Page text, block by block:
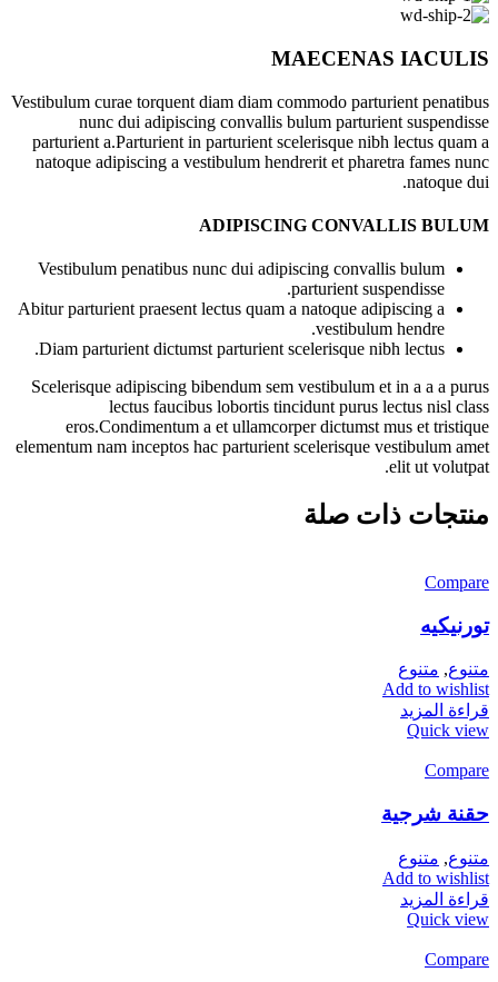
MAECENAS IACULIS
Vestibulum curae torquent diam diam commodo parturient penatibus
nunc dui adipiscing convallis bulum parturient suspendisse
parturient a.Parturient in parturient scelerisque nibh lectus quam a
natoque adipiscing a vestibulum hendrerit et pharetra fames nunc
natoque dui.
ADIPISCING CONVALLIS BULUM
Vestibulum penatibus nunc dui adipiscing convallis bulum
parturient suspendisse.
Abitur parturient praesent lectus quam a natoque adipiscing a
vestibulum hendre.
Diam parturient dictumst parturient scelerisque nibh lectus.
Scelerisque adipiscing bibendum sem vestibulum et in a a a purus
lectus faucibus lobortis tincidunt purus lectus nisl class
eros.Condimentum a et ullamcorper dictumst mus et tristique
elementum nam inceptos hac parturient scelerisque vestibulum amet
elit ut volutpat.
منتجات ذات صلة
Compare
تورنيكيه
متنوع, متنوع
Add to wishlist
قراءة المزيد
Quick view
Compare
حقنة شرجية
متنوع, متنوع
Add to wishlist
قراءة المزيد
Quick view
Compare